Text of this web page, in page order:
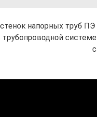
напорных труб ПЭ
трубопроводной